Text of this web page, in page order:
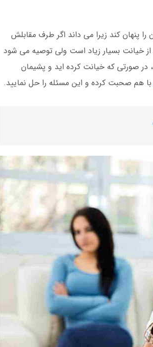
کند زیرا می داند اگر طرف مقابلش
از خیانت بسیار زیاد است ولی توصیه می شود
در صورتی که خیانت کرده اید و پشیمان
با هم صحبت کرده و این مسئله را حل نمایید.